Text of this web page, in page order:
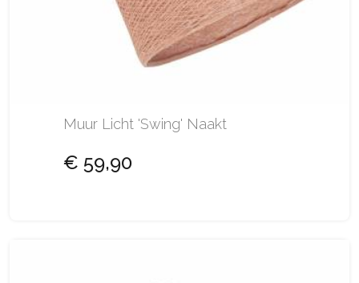
Muur Licht 'Swing' Naakt
€ 59,90